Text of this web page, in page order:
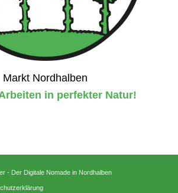
Markt Nordhalben
in perfekter Natur!
- Der Digitale Nomade in Nordhalben